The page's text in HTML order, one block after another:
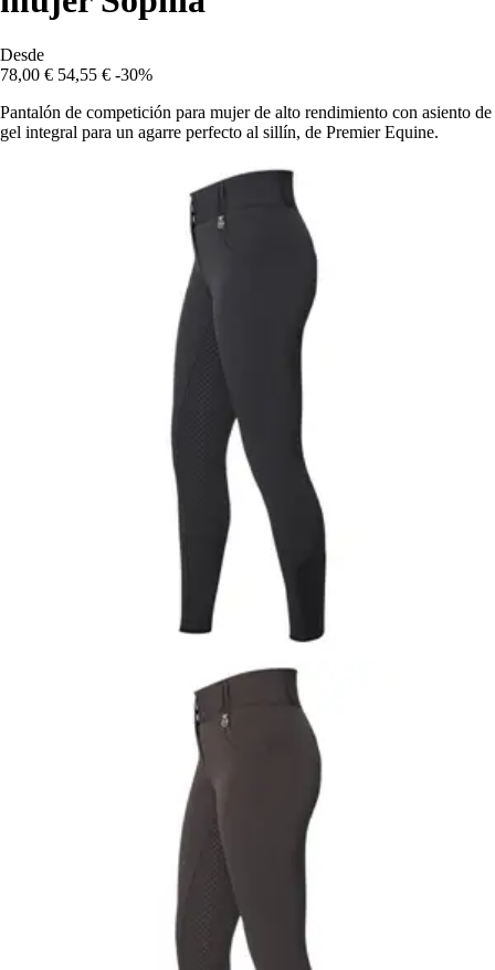
Desde
78,00 € 54,55 € -30%
Pantalón de competición para mujer de alto rendimiento con asiento de
gel integral para un agarre perfecto al sillín, de Premier Equine.